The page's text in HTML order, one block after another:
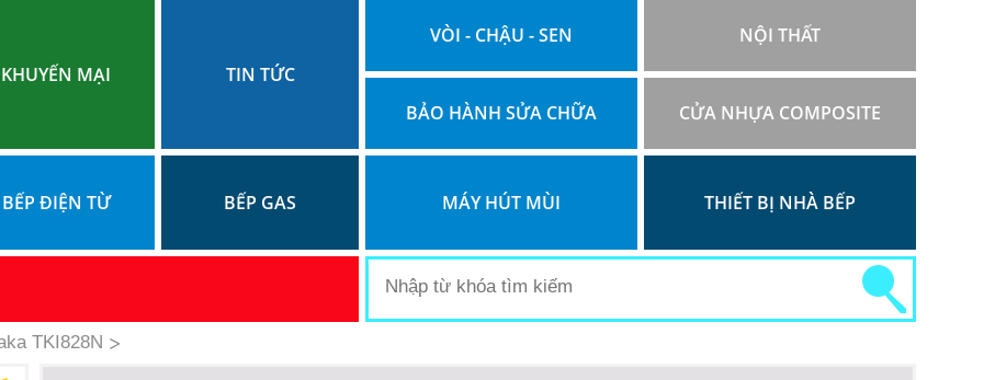
KHUYẾN MẠI TIN TỨC
VÒI - CHẬU - SEN
BẢO HÀNH SỬA CHỮA
NỘI THẤT
CỬA NHỰA COMPOSITE
BẾP ĐIỆN TỪ BẾP GAS MÁY HÚT MÙI THIẾT BỊ NHÀ BẾP
TKI828N